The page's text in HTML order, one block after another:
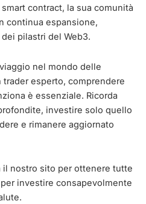
contract, la sua comunità
continua espansione,
pilastri del Web3.
nel mondo delle
esperto, comprendere
è essenziale. Ricorda
investire solo quello
e rimanere aggiornato
il nostro sito per ottenere tutte
investire consapevolmente